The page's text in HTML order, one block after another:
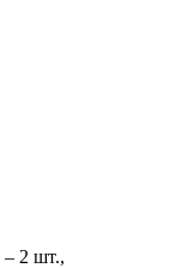
– 2 шт.,